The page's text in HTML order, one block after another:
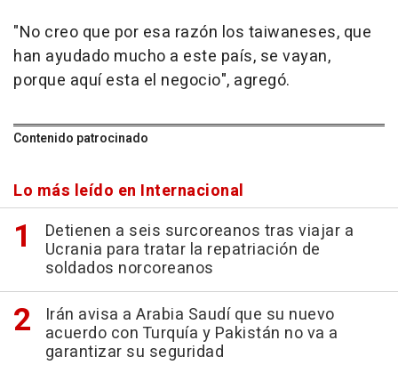
"No creo que por esa razón los taiwaneses, que
han ayudado mucho a este país, se vayan,
porque aquí esta el negocio", agregó.
Contenido patrocinado
Lo más leído en Internacional
Detienen a seis surcoreanos tras viajar a
Ucrania para tratar la repatriación de
soldados norcoreanos
Irán avisa a Arabia Saudí que su nuevo
acuerdo con Turquía y Pakistán no va a
garantizar su seguridad